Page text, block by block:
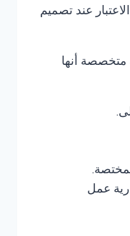
عند تصميم
متخصصة أنها
عمل